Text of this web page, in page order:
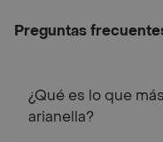
Preguntas
¿Qué es lo que
arianella?